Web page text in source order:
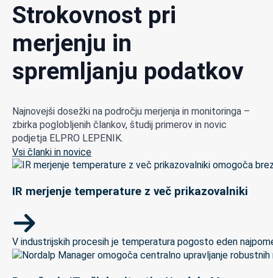
Strokovnost pri
merjenju in
spremljanju podatkov
Najnovejši dosežki na področju merjenja in monitoringa –
zbirka poglobljenih člankov, študij primerov in novic
podjetja ELPRO LEPENIK.
Vsi članki in novice
IR merjenje temperature z več prikazovalniki
V industrijskih procesih je temperatura pogosto eden